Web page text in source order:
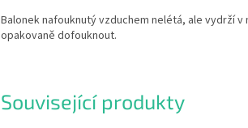
Související produkty
Balonek nafouknutý vzduchem nelétá, ale vydrží
opakovaně dofouknout.